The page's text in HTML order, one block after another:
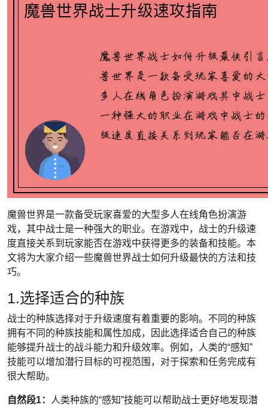
魔兽世界是一款备受玩家喜爱的大型多人在线角色扮演游
戏，其中战士是一种强大的职业。在游戏中，战士的升级速
度直接关系到玩家能否在游戏中获得更多的装备和技能。本
文将为大家介绍一些魔兽世界战士如何升级最快的方法和技
巧。
1.选择适合的种族
战士的种族选择对于升级速度有着重要的影响。不同的种族
拥有不同的种族技能和属性加成，因此选择适合自己的种族
能够提升战士的战斗能力和升级效率。例如，人类的“感知”
技能可以增加潜行目标的可视范围，对于探索和任务完成有
很大帮助。
自然段1：
人类种族的“感知”技能可以帮助战士更好地发现潜